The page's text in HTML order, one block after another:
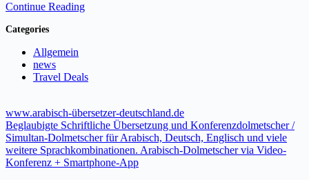
Continue Reading
Categories
Allgemein
news
Travel Deals
www.arabisch-übersetzer-deutschland.de
Beglaubigte Schriftliche Übersetzung und Konferenzdolmetscher /
Simultan-Dolmetscher für Arabisch, Deutsch, Englisch und viele
weitere Sprachkombinationen. Arabisch-Dolmetscher via Video-
Konferenz + Smartphone-App